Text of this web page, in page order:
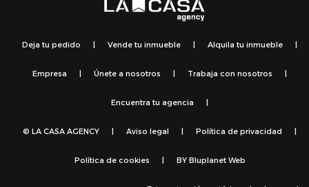
Deja tu pedido | Vende tu inmueble | Alquila tu inmueble |
Empresa | Únete a nosotros | Trabaja con nosotros |
Encuentra tu agencia |
© LA CASA AGENCY | Aviso legal | Política de privacidad |
Política de cookies | BY Bluplanet Web